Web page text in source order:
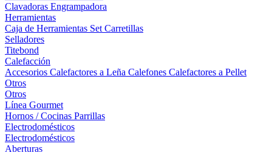
Clavadoras Engrampadora
Herramientas
Caja de Herramientas Set Carretillas
Selladores
Titebond
Calefacción
Accesorios Calefactores a Leña Calefones Calefactores a Pellet
Otros
Otros
Línea Gourmet
Hornos / Cocinas Parrillas
Electrodomésticos
Electrodomésticos
Aberturas